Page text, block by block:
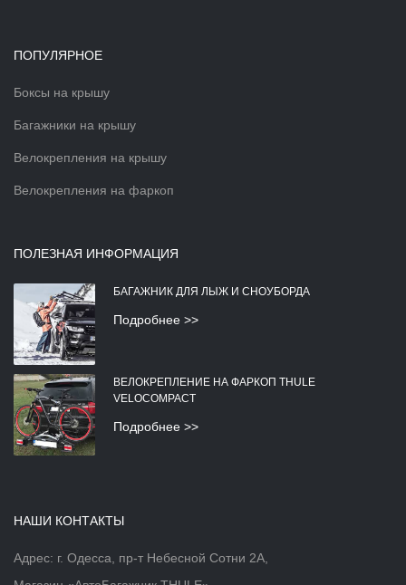
ПОПУЛЯРНОЕ
Боксы на крышу
Багажники на крышу
Велокрепления на крышу
Велокрепления на фаркоп
ПОЛЕЗНАЯ ИНФОРМАЦИЯ
БАГАЖНИК ДЛЯ ЛЫЖ И СНОУБОРДА
Подробнее >>
ВЕЛОКРЕПЛЕНИЕ НА ФАРКОП THULE
VELOCOMPACT
Подробнее >>
НАШИ КОНТАКТЫ
Адрес: г. Одесса, пр-т Небесной Сотни 2А,